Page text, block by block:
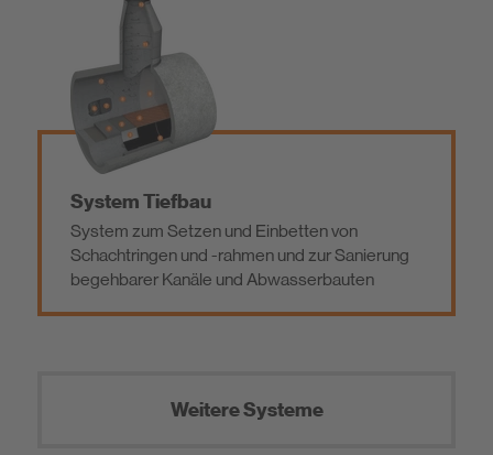
System Tiefbau
System zum Setzen und Einbetten von
Schachtringen und -rahmen und zur Sanierung
begehbarer Kanäle und Abwasserbauten
Weitere Systeme